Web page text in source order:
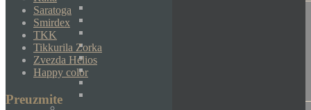
Saratoga
Smirdex
TKK
Tikkurila Zorka
Zvezda Helios
Happy color
Preuzmite